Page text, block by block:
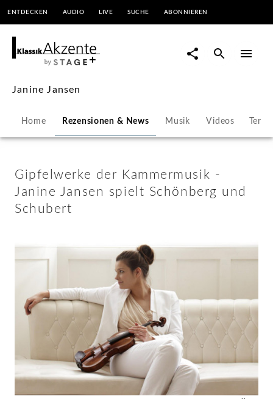
Gipfelwerke
der
Kammermusik
Janine
Jansen
spielt
und
Schubert
Jansen
ENTDECKEN AUDIO LIVE SUCHE ABONNIEREN
Janine Jansen
Home Rezensionen & News Musik Videos
Gipfelwerke der Kammermusik -
Janine Jansen spielt Schönberg und
Schubert